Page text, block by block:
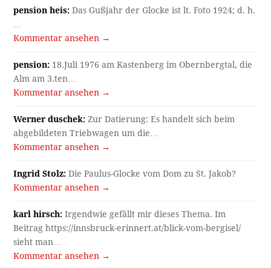
pension heis: Das Gußjahr der Glocke ist lt. Foto 1924; d. h.
Kommentar ansehen →
pension: 18.Juli 1976 am Kastenberg im Obernbergtal, die
Alm am 3.ten…
Kommentar ansehen →
Werner duschek: Zur Datierung: Es handelt sich beim
abgebildeten Triebwagen um die…
Kommentar ansehen →
Ingrid Stolz: Die Paulus-Glocke vom Dom zu St. Jakob?
Kommentar ansehen →
karl hirsch: Irgendwie gefällt mir dieses Thema. Im
Beitrag https://innsbruck-erinnert.at/blick-vom-bergisel/
sieht man…
Kommentar ansehen →